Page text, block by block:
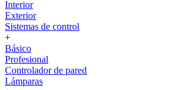
Interior
Exterior
Sistemas de control
+
Básico
Profesional
Controlador de pared
Lámparas